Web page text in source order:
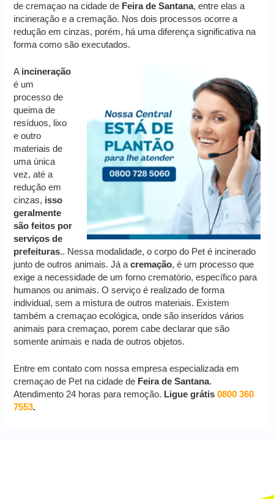
de cremaçao na cidade de Feira de Santana, entre elas a
incineração e a cremação. Nos dois processos ocorre a
redução em cinzas, porém, há uma diferença significativa na
forma como são executados.
A incineração
é um
processo de
queima de
resíduos, lixo
e outro
materiais de
uma única
vez, até a
redução em
cinzas, isso
geralmente
são feitos por
serviços de
prefeituras.. Nessa modalidade, o corpo do Pet é incinerado
junto de outros animais. Já acremação, é um processo que
exige a necessidade de um forno crematório, específico para
humanos ou animais. O serviço é realizado de forma
individual, sem a mistura de outros materiais. Existem
também a cremaçao ecológica, onde são inseridos vários
animais para cremaçao, porem cabe declarar que são
somente animais e nada de outros objetos.
Entre em contato com nossa empresa especializada em
cremaçao de Pet na cidade de Feira de Santana.
Atendimento 24 horas para remoção. Ligue grátis0800 360
7553.